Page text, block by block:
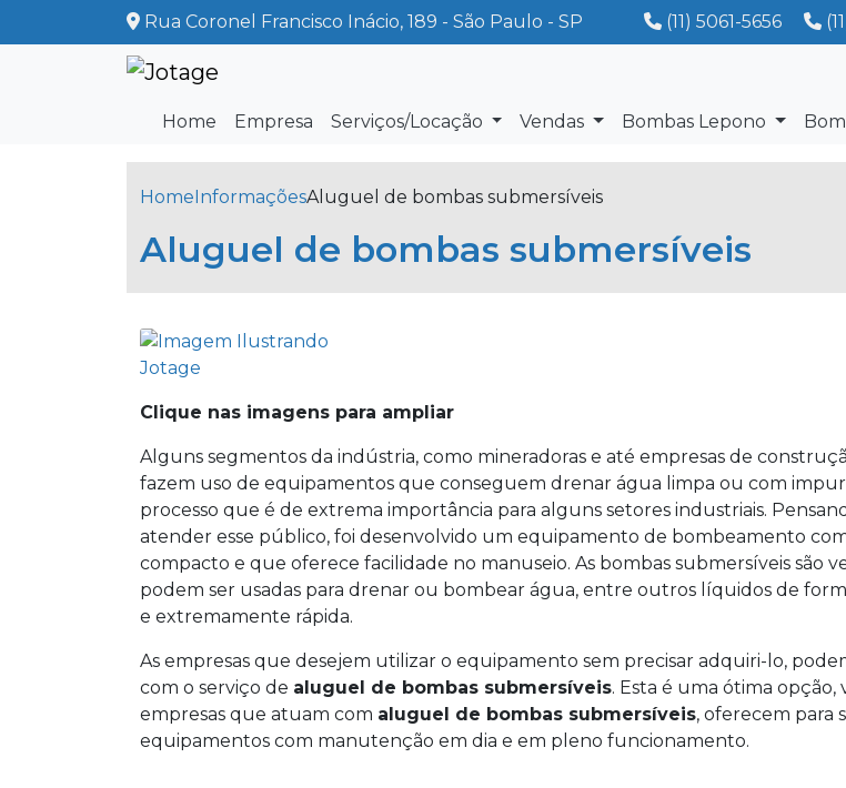
Rua Coronel Francisco Inácio, 189 - São Paulo - SP (11) 5061-5656
Home Empresa Serviços/Locação Vendas Bombas Lepono
HomeInformaçõesAluguel de bombas submersíveis
Aluguel de bombas submersíveis
Clique nas imagens para ampliar
Alguns segmentos da indústria, como mineradoras e até empresas de
fazem uso de equipamentos que conseguem drenar água limpa ou com
processo que é de extrema importância para alguns setores industriais.
atender esse público, foi desenvolvido um equipamento de bombeamento
compacto e que oferece facilidade no manuseio. As bombas submersíveis são
podem ser usadas para drenar ou bombear água, entre outros líquidos de
e extremamente rápida.
As empresas que desejem utilizar o equipamento sem precisar adquiri-lo,
com o serviço de aluguel de bombas submersíveis. Esta é uma ótima opção,
empresas que atuam com aluguel de bombas submersíveis, oferecem para
equipamentos com manutenção em dia e em pleno funcionamento.